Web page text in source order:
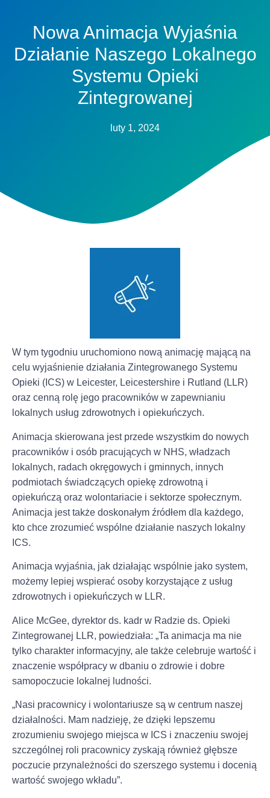
Nowa Animacja Wyjaśnia
Działanie Naszego Lokalnego
Systemu Opieki
Zintegrowanej
luty 1, 2024
W tym tygodniu uruchomiono nową animację mającą na
celu wyjaśnienie działania Zintegrowanego Systemu
Opieki (ICS) w Leicester, Leicestershire i Rutland (LLR)
oraz cenną rolę jego pracowników w zapewnianiu
lokalnych usług zdrowotnych i opiekuńczych.
Animacja skierowana jest przede wszystkim do nowych
pracowników i osób pracujących w NHS, władzach
lokalnych, radach okręgowych i gminnych, innych
podmiotach świadczących opiekę zdrowotną i
opiekuńczą oraz wolontariacie i sektorze społecznym.
Animacja jest także doskonałym źródłem dla każdego,
kto chce zrozumieć wspólne działanie naszych lokalny
ICS.
Animacja wyjaśnia, jak działając wspólnie jako system,
możemy lepiej wspierać osoby korzystające z usług
zdrowotnych i opiekuńczych w LLR.
Alice McGee, dyrektor ds. kadr w Radzie ds. Opieki
Zintegrowanej LLR, powiedziała: „Ta animacja ma nie
tylko charakter informacyjny, ale także celebruje wartość i
znaczenie współpracy w dbaniu o zdrowie i dobre
samopoczucie lokalnej ludności.
„Nasi pracownicy i wolontariusze są w centrum naszej
działalności. Mam nadzieję, że dzięki lepszemu
zrozumieniu swojego miejsca w ICS i znaczeniu swojej
szczególnej roli pracownicy zyskają również głębsze
poczucie przynależności do szerszego systemu i docenią
wartość swojego wkładu”.